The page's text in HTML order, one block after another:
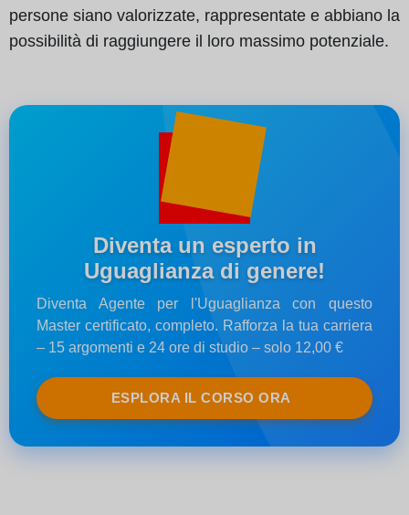
persone siano valorizzate, rappresentate e abbiano la
possibilità di raggiungere il loro massimo potenziale.
Diventa un esperto in
Uguaglianza di genere!
Diventa Agente per l'Uguaglianza con questo
Master certificato, completo. Rafforza la tua carriera
– 15 argomenti e 24 ore di studio – solo 12,00 €
ESPLORA IL CORSO ORA